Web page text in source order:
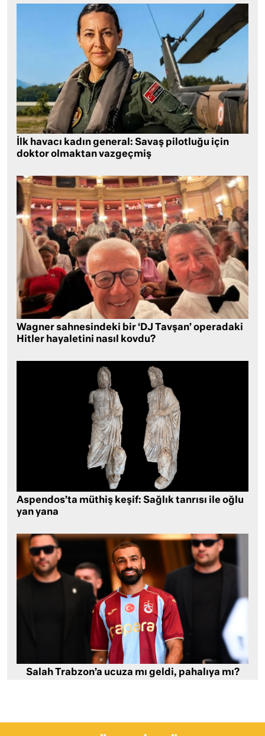
İlk havacı kadın general: Savaş pilotluğu için
doktor olmaktan vazgeçmiş
Wagner sahnesindeki bir ‘DJ Tavşan’ operadaki
Hitler hayaletini nasıl kovdu?
Aspendos’ta müthiş keşif: Sağlık tanrısı ile oğlu
yan yana
Salah Trabzon’a ucuza mı geldi, pahalıya mı?